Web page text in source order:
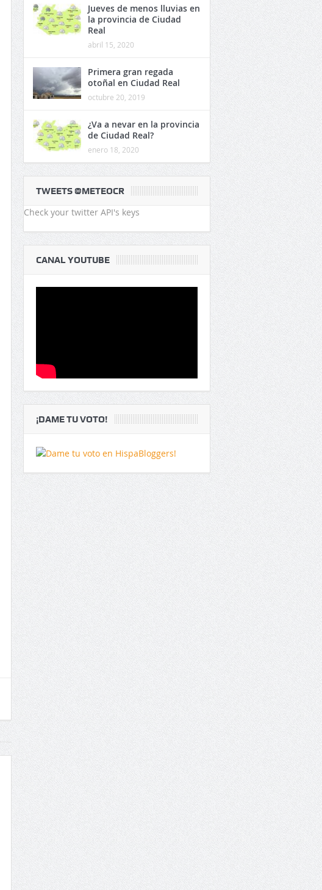
Jueves de menos lluvias en
la provincia de Ciudad
Real
abril 15, 2020
Primera gran regada
otoñal en Ciudad Real
octubre 20, 2019
¿Va a nevar en la provincia
de Ciudad Real?
enero 18, 2020
TWEETS @METEOCR
Check your twitter API's keys
CANAL YOUTUBE
¡DAME TU VOTO!